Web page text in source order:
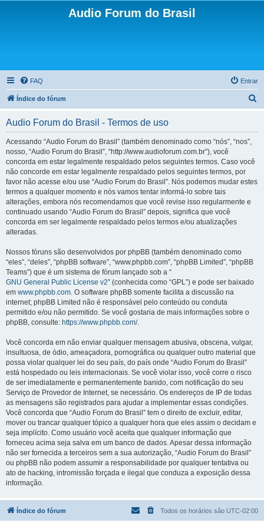
Audio Forum do Brasil
FAQ Entrar
Índice do fórum
Audio Forum do Brasil - Termos de uso
Acessando “Audio Forum do Brasil” (também denominado como “nós”, “nos”,
nosso, “Audio Forum do Brasil”, “http://www.audioforum.com.br”), você
concorda em estar legalmente respaldado pelos seguintes termos. Caso você
não concorde em estar legalmente respaldado pelos seguintes termos, por
favor não acesse e/ou use “Audio Forum do Brasil”. Nós podemos mudar estes
termos a qualquer momento e nós vamos tentar informá-lo sobre tais
alterações, embora nós recomendamos que você revise isso regularmente e
continuado usando “Audio Forum do Brasil” depois, significa que você
concorda em ser legalmente respaldado pelos termos e/ou atualizações
alteradas.
Nossos fóruns são desenvolvidos por phpBB (também denominado como
“eles”, “deles”, “phpBB software”, “www.phpbb.com”, “phpBB Limited”, “phpBB
Teams”) que é um sistema de fórum lançado sob a “
GNU General Public License v2” (conhecida como “GPL”) e pode ser baixado
em www.phpbb.com. O software phpBB somente facilita a discussão na
internet; phpBB Limited não é responsável pelo conteúdo ou conduta
permitido e/ou não permitido. Se você gostaria de mais informações sobre o
phpBB, consulte: https://www.phpbb.com/.
Você concorda em não enviar qualquer mensagem abusiva, obscena, vulgar,
insultuosa, de ódio, ameaçadora, pornográfica ou qualquer outro material que
possa violar qualquer lei do seu país, do país onde “Audio Forum do Brasil”
está hospedado ou leis internacionais. Se você violar isso, você corre o risco
de ser imediatamente e permanentemente banido, com notificação do seu
Serviço de Provedor de Internet, se necessário. Os endereços de IP de todas
as mensagens são registrados para ajudar a implementar essas condições.
Você concorda que “Audio Forum do Brasil” tem o direito de excluir, editar,
mover ou trancar qualquer tópico a qualquer hora que eles assim o decidam e
seja implícito. Como usuário você aceita que qualquer informação que
forneceu acima seja salva em um banco de dados. Apesar dessa informação
não ser fornecida a terceiros sem a sua autorização, “Audio Forum do Brasil”
ou phpBB não podem assumir a responsabilidade por qualquer tentativa ou
ato de hacking, intromissão forçada e ilegal que conduza a exposição dessa
informação.
Índice do fórum Todos os horários são UTC-02:00